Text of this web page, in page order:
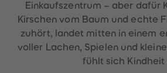
Einkaufszentrum – aber dafür
Kirschen vom Baum und echte
zuhört, landet mitten in einem
voller Lachen, Spielen und
fühlt sich Kindheit